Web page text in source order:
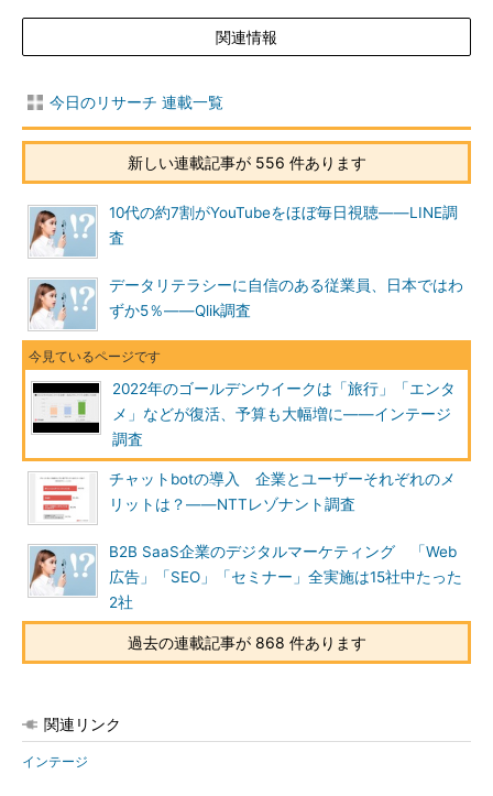
関連情報
今日のリサーチ 連載一覧
新しい連載記事が 556 件あります
10代の約7割がYouTubeをほぼ毎日視聴――LINE調
査
データリテラシーに自信のある従業員、日本ではわ
ずか5％――Qlik調査
2022年のゴールデンウイークは「旅行」「エンタ
メ」などが復活、予算も大幅増に――インテージ
調査
チャットbotの導入 企業とユーザーそれぞれのメ
リットは？――NTTレゾナント調査
B2B SaaS企業のデジタルマーケティング 「Web
広告」「SEO」「セミナー」全実施は15社中たった
2社
過去の連載記事が 868 件あります
関連リンク
インテージ